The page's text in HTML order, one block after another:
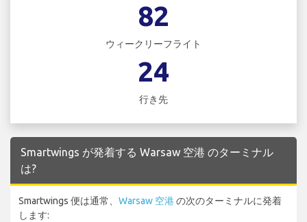
82
ウィークリーフライト
24
行き先
Smartwings が発着する Warsaw 空港 のターミナル
は?
Smartwings 便は通常、 Warsaw 空港の次のターミナルに発着
します: